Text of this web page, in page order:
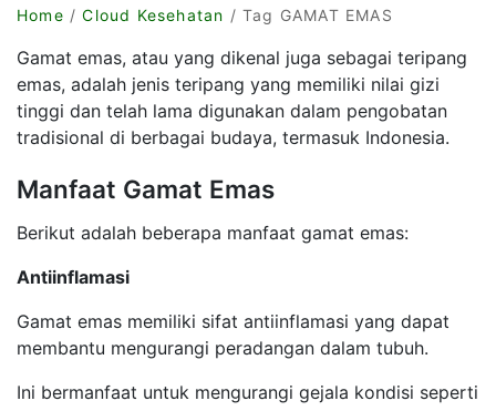
Home /Cloud Kesehatan / Tag GAMAT EMAS
Gamat emas, atau yang dikenal juga sebagai teripang
emas, adalah jenis teripang yang memiliki nilai gizi
tinggi dan telah lama digunakan dalam pengobatan
tradisional di berbagai budaya, termasuk Indonesia.
Manfaat Gamat Emas
Berikut adalah beberapa manfaat gamat emas:
Antiinflamasi
Gamat emas memiliki sifat antiinflamasi yang dapat
membantu mengurangi peradangan dalam tubuh.
Ini bermanfaat untuk mengurangi gejala kondisi seperti